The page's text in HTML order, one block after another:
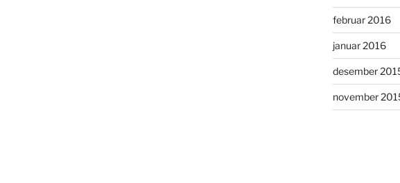
februar 2016
januar 2016
desember
november